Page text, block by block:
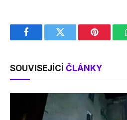
FacebookTwitter Pinterest
SOUVISEJÍCÍ ČLÁNKY